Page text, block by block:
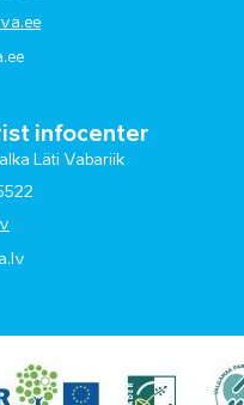
infocenter
Läti Vabariik